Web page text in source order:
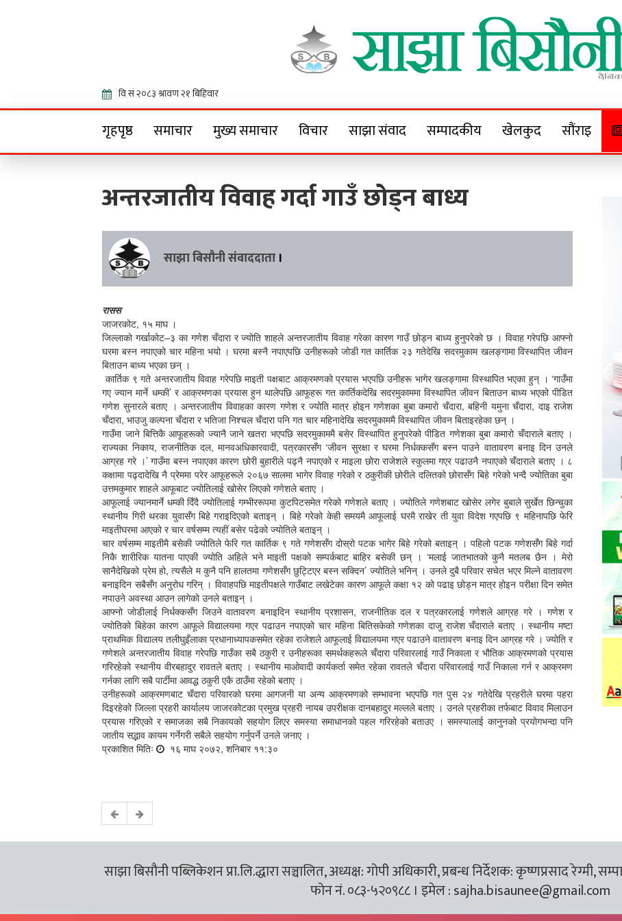
Sajha Bisaunee
गृहपृष्ठ समाचार मुख्य समाचार विचार साझा संवाद सम्पादकीय खेलकुद सौंराइ
अन्तरजातीय विवाह गर्दा गाउँ छोड्न बाध्य
साझा बिसौनी संवाददाता ।
रासस
जाजरकोट, १५ माघ ।
जिल्लाको गर्खाकोट–३ का गणेश चँदारा र ज्योति शाहले अन्तरजातीय विवाह गरेका कारण गाउँ छोड्न बाध्य हुनुपरेको छ । विवाह गरेपछि आफ्नो
घरमा बस्न नपाएको चार महिना भयो । घरमा बस्नै नपाएपछि उनीहरूको जोडी गत कार्तिक २३ गतेदेखि सदरमुकाम खलङ्गामा विस्थापित जीवन
बिताउन बाध्य भएका छन् ।
कार्तिक ९ गते अन्तरजातीय विवाह गरेपछि माइती पक्षबाट आक्रमणको प्रयास भएपछि उनीहरू भागेर खलङ्गामा विस्थापित भएका हुन् । ‘गाउँमा
गए ज्यान मार्ने धम्की’ र आक्रमणका प्रयास हुन थालेपछि आफूहरू गत कार्तिकदेखि सदरमुकाममा विस्थापित जीवन बिताउन बाध्य भएको पीडित
गणेश सुनारले बताए । अन्तरजातीय विवाहका कारण गणेश र ज्योति मात्र होइन गणेशका बुबा कमारो चँदारा, बहिनी यमुना चँदारा, दाइ राजेश
चँदारा, भाउजु कल्पना चँदारा र भतिजा निश्चल चँदारा पनि गत चार महिनादेखि सदरमुकाममै विस्थापित जीवन बिताइरहेका छन् ।
गाउँमा जाने बित्तिकै आफूहरूको ज्यानै जाने खतरा भएपछि सदरमुकाममै बसेर विस्थापित हुनुपरेको पीडित गणेशका बुबा कमारो चँदाराले बताए ।
राज्यका निकाय, राजनीतिक दल, मानवअधिकारवादी, पत्रकारसँग ‘जीवन सुरक्षा र घरमा निर्धक्कसँग बस्न पाउने वातावरण बनाइ दिन उनले
आग्रह गरे ।’ गाउँमा बस्न नपाएका कारण छोरी बुहारीले पढ्नै नपाएको र माइला छोरा राजेशले स्कुलमा गएर पढाउनै नपाएको चँदाराले बताए । ८
कक्षामा पढ्दादेखि नै प्रेममा परेर आफूहरूले २०६७ सालमा भागेर विवाह गरेको र ठकुरीकी छोरीले दलितको छोरासँग बिहे गरेको भन्दै ज्योतिका बुबा
उत्तमकुमार शाहले आफूबाट ज्योतिलाई खोसेर लिएको गणेशले बताए ।
आफूलाई ज्यानमार्ने धम्की दिँदै ज्योतिलाई गम्भीररूपमा कुटपिटसमेत गरेको गणेशले बताए । ज्योतिले गणेशबाट खोसेर लगेर बुबाले सुर्खेत छिन्चुका
स्थानीय गिरी थरका युवासँग बिहे गराइदिएको बताइन् । बिहे गरेको केही समयमै आफूलाई घरमै राखेर ती युवा विदेश गएपछि ९ महिनापछि फेरि
माइतीघरमा आएको र चार वर्षसम्म त्यहीं बसेर पढेको ज्योतिले बताइन् ।
चार वर्षसम्म माइतीमै बसेकी ज्योतिले फेरि गत कार्तिक ९ गते गणेशसँग दोस्रो पटक भागेर बिहे गरेको बताइन् । पहिलो पटक गणेशसँग बिहे गर्दा
निकै शारीरिक यातना पाएकी ज्योति अहिले भने माइती पक्षको सम्पर्कबाट बाहिर बसेकी छन् । ‘मलाई जातभातको कुनै मतलब छैन । मेरो
सानैदेखिको प्रेम हो, त्यसैले म कुनै पनि हालतमा गणेशसँग छुट्टिएर बस्न सक्दिन’ ज्योतिले भनिन् । उनले दुबै परिवार सचेत भएर मिल्ने वातावरण
बनाइदिन सबैसँग अनुरोध गरिन् । विवाहपछि माइतीपक्षले गाउँबाट लखेटेका कारण आफूले कक्षा १२ को पढाइ छोड्न मात्र होइन परीक्षा दिन समेत
नपाउने अवस्था आउन लागेको उनले बताइन् ।
आफ्नो जोडीलाई निर्धक्कसँग जिउने वातावरण बनाइदिन स्थानीय प्रशासन, राजनीतिक दल र पत्रकारलाई गणेशले आग्रह गरे । गणेश र
ज्योतिको बिहेका कारण आफूले विद्यालयमा गएर पढाउन नपाएको चार महिना बितिसकेको गणेशका दाजु राजेश चँदाराले बताए । स्थानीय मष्टा
प्राथमिक विद्यालय तलीघुइँलाका प्रधानाध्यापकसमेत रहेका राजेशले आफूलाई विद्यालयमा गएर पढाउने वातावरण बनाइ दिन आग्रह गरे । ज्योति र
गणेशले अन्तरजातीय विवाह गरेपछि गाउँका सबै ठकुरी र उनीहरूका समर्थकहरूले चँदारा परिवारलाई गाउँ निकाला र भौतिक आक्रमणको प्रयास
गरिरहेको स्थानीय वीरबहादुर रावतले बताए । स्थानीय माओवादी कार्यकर्ता समेत रहेका रावतले चँदारा परिवारलाई गाउँ निकाला गर्न र आक्रमण
गर्नका लागि सबै पार्टीमा आवद्ध ठकुरी एकै ठाउँमा रहेको बताए ।
उनीहरूको आक्रमणबाट चँदारा परिवारको घरमा आगजनी या अन्य आक्रमणको सम्भावना भएपछि गत पुस २४ गतेदेखि प्रहरीले घरमा पहरा
दिइरहेको जिल्ला प्रहरी कार्यालय जाजरकोटका प्रमुख प्रहरी नायब उपरीक्षक दानबहादुर मल्लले बताए । उनले प्रहरीका तर्फबाट विवाद मिलाउन
प्रयास गरिएको र समाजका सबै निकायको सहयोग लिएर समस्या समाधानको पहल गरिरहेको बताउए । समस्यालाई कानुनको प्रयोगभन्दा पनि
जातीय सद्भाव कायम गर्नेगरी सबैले सहयोग गर्नुपर्ने उनले जनाए ।
प्रकाशित मितिः
१६ माघ २०७२, शनिबार ११:३०
साझा बिसौनी पब्लिकेशन प्रा.लि.द्धारा सञ्चालित, अध्यक्ष: गोपी अधिकारी, प्रबन्ध निर्देशक: कृष्णप्रसाद रेग्मी,
फोन नं. ०८३-५२०९८८ । इमेल :sajha.bisaunee@gmail.com